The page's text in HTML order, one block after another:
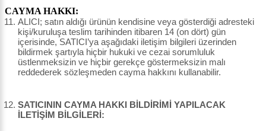
CAYMA HAKKI:
ALICI; satın aldığı ürünün kendisine veya gösterdiği adresteki
kişi/kuruluşa teslim tarihinden itibaren 14 (on dört) gün
içerisinde, SATICI’ya aşağıdaki iletişim bilgileri üzerinden
bildirmek şartıyla hiçbir hukuki ve cezai sorumluluk
üstlenmeksizin ve hiçbir gerekçe göstermeksizin malı
reddederek sözleşmeden cayma hakkını kullanabilir.
SATICININ CAYMA HAKKI BİLDİRİMİ YAPILACAK
İLETİŞİM BİLGİLERİ: